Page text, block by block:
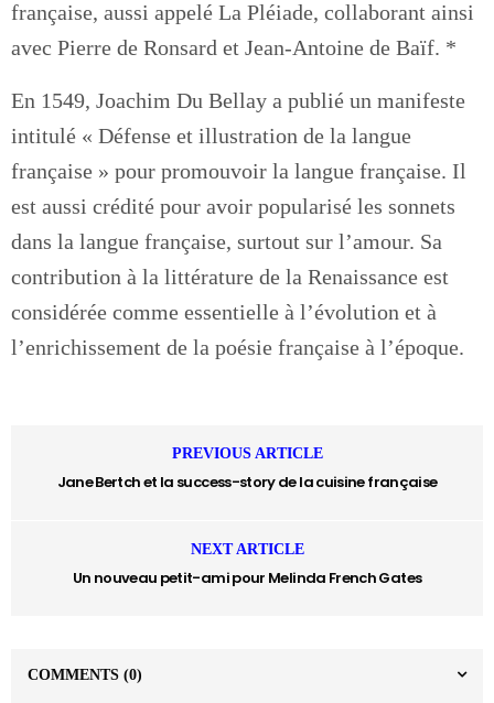
française, aussi appelé La Pléiade, collaborant ainsi
avec Pierre de Ronsard et Jean-Antoine de Baïf. *
En 1549, Joachim Du Bellay a publié un manifeste
intitulé « Défense et illustration de la langue
française » pour promouvoir la langue française. Il
est aussi crédité pour avoir popularisé les sonnets
dans la langue française, surtout sur l’amour. Sa
contribution à la littérature de la Renaissance est
considérée comme essentielle à l’évolution et à
l’enrichissement de la poésie française à l’époque.
PREVIOUS ARTICLE
Jane Bertch et la success-story de la cuisine française
NEXT ARTICLE
Un nouveau petit-ami pour Melinda French Gates
COMMENTS (0)